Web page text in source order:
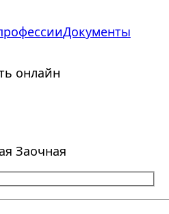
Документы
онлайн
Заочная